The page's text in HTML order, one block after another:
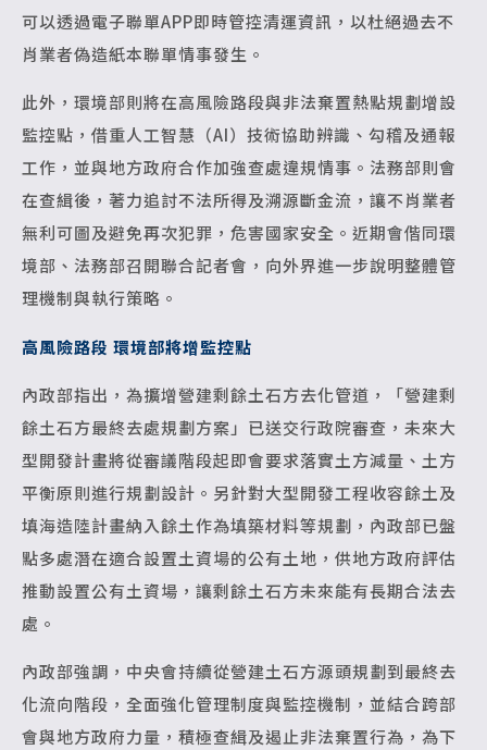
可以透過電子聯單APP即時管控清運資訊，以杜絕過去不
肖業者偽造紙本聯單情事發生。
此外，環境部則將在高風險路段與非法棄置熱點規劃增設
監控點，借重人工智慧（AI）技術協助辨識、勾稽及通報
工作，並與地方政府合作加強查處違規情事。法務部則會
在查緝後，著力追討不法所得及溯源斷金流，讓不肖業者
無利可圖及避免再次犯罪，危害國家安全。近期會偕同環
境部、法務部召開聯合記者會，向外界進一步說明整體管
理機制與執行策略。
高風險路段 環境部將增監控點
內政部指出，為擴增營建剩餘土石方去化管道，「營建剩
餘土石方最終去處規劃方案」已送交行政院審查，未來大
型開發計畫將從審議階段起即會要求落實土方減量、土方
平衡原則進行規劃設計。另針對大型開發工程收容餘土及
填海造陸計畫納入餘土作為填築材料等規劃，內政部已盤
點多處潛在適合設置土資場的公有土地，供地方政府評估
推動設置公有土資場，讓剩餘土石方未來能有長期合法去
處。
內政部強調，中央會持續從營建土石方源頭規劃到最終去
化流向階段，全面強化管理制度與監控機制，並結合跨部
會與地方政府力量，積極查緝及遏止非法棄置行為，為下